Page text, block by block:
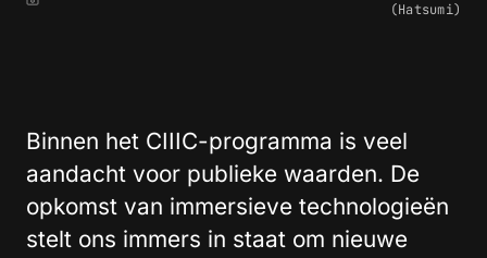
(Hatsumi)
Binnen het CIIIC-programma is veel
aandacht voor publieke waarden. De
opkomst van immersieve technologieën
stelt ons immers in staat om nieuwe